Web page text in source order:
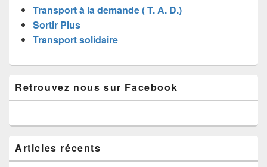
Transport à la demande ( T. A. D.)
Sortir Plus
Transport solidaire
principale
de
pour
barre
latérale
Retrouvez nous sur Facebook
Articles récents